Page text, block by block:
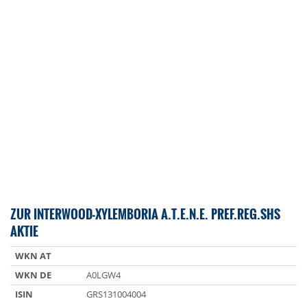
ZUR INTERWOOD-XYLEMBORIA A.T.E.N.E. PREF.REG.SHS
AKTIE
WKN AT
WKN DE
A0LGW4
ISIN
GRS131004004